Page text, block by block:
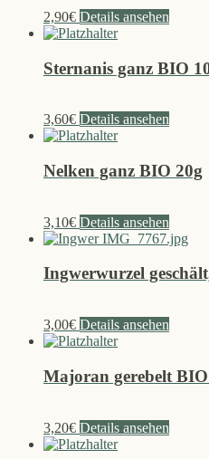
2,90€ Details ansehen
Sternanis ganz BIO
3,60€ Details ansehen
Nelken ganz BIO 20g
3,10€ Details ansehen
Ingwerwurzel
3,00€ Details ansehen
Majoran gerebelt
3,20€ Details ansehen